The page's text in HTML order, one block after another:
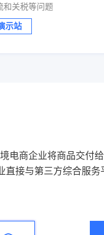
和关税等问题
示站
电商企业将商品交付
直接与第三方综合服务